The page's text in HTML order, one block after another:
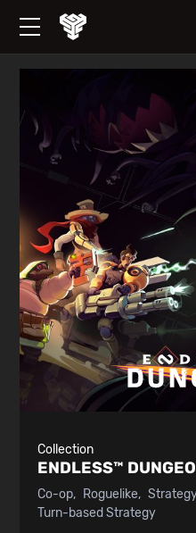
Collection
ENDLESS™
Co-op Roguelike
Turn-based Strategy